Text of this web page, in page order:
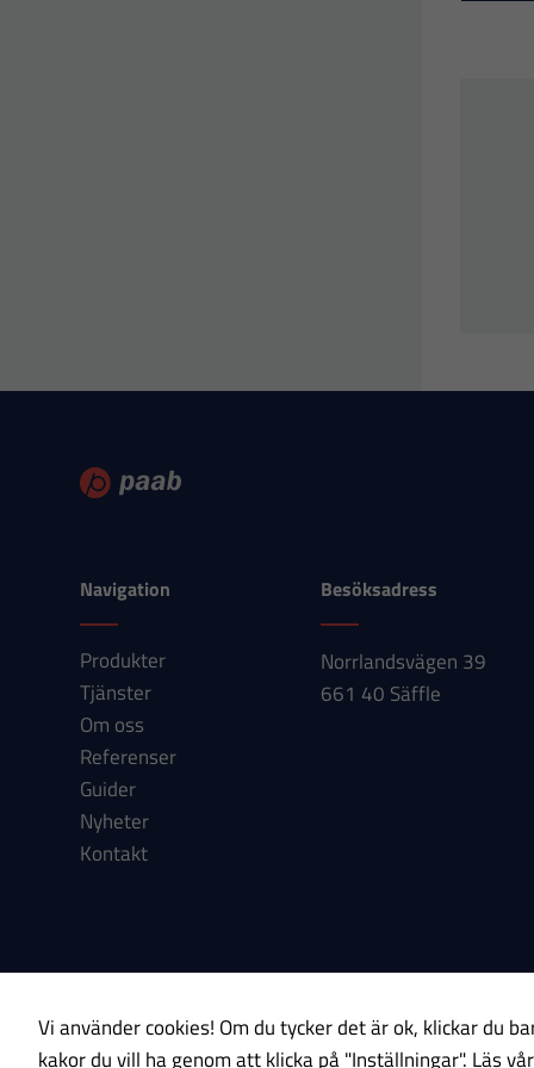
Navigation
Produkter
Tjänster
Om oss
Referenser
Guider
Nyheter
Kontakt
Besöksadress
Norrlandsvägen 39
661 40 Säffle
Om cookies Integritetspolicy
Vi använder cookies! Om du tycker det är ok, klickar du
kakor du vill ha genom att klicka på "Inställningar". Läs